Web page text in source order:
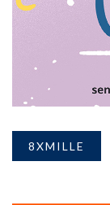
8XMILLE